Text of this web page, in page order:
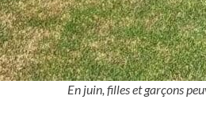
En juin, filles et garçons